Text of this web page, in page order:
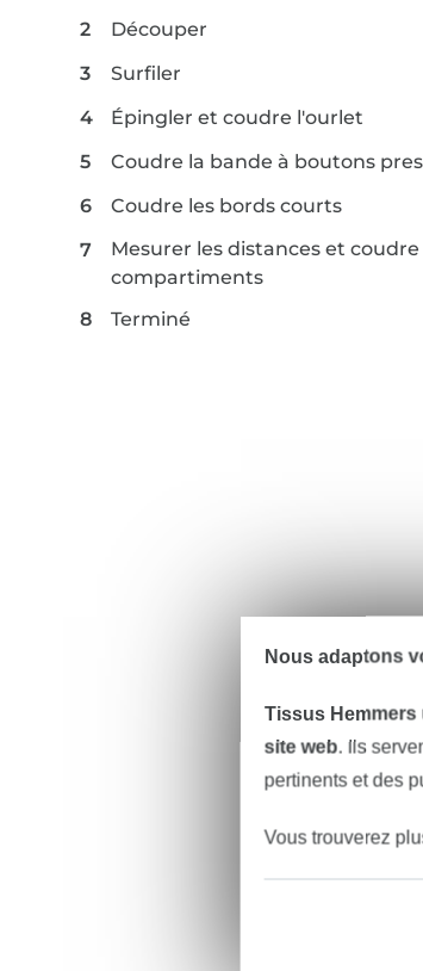
Découper
Surfiler
Épingler et coudre l'ourlet
Coudre la bande à boutons
Coudre les bords courts
Mesurer les distances et coudre
compartiments
Terminé
Nous adaptons
Tissus Hemmers
site web. Ils
pertinents et des
Vous trouverez